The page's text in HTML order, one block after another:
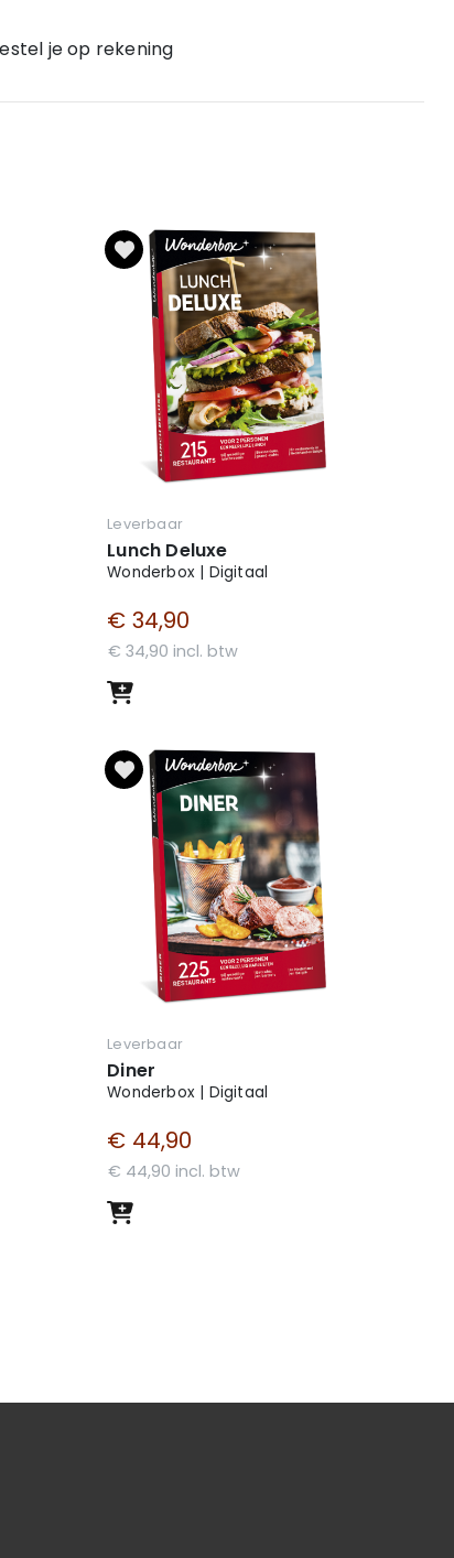
je op rekening
Leverbaar
Lunch Deluxe
Wonderbox | Digitaal
€ 34,90
€ 34,90 incl. btw
Leverbaar
Diner
Wonderbox | Digitaal
€ 44,90
€ 44,90 incl. btw